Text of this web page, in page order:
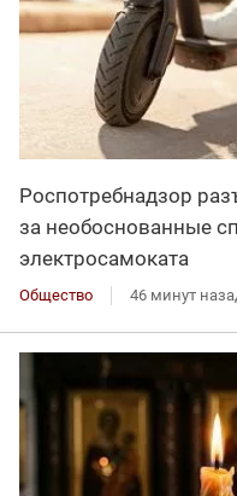
Роспотребнадзор
за необоснованные
электросамоката
Общество 46 минут